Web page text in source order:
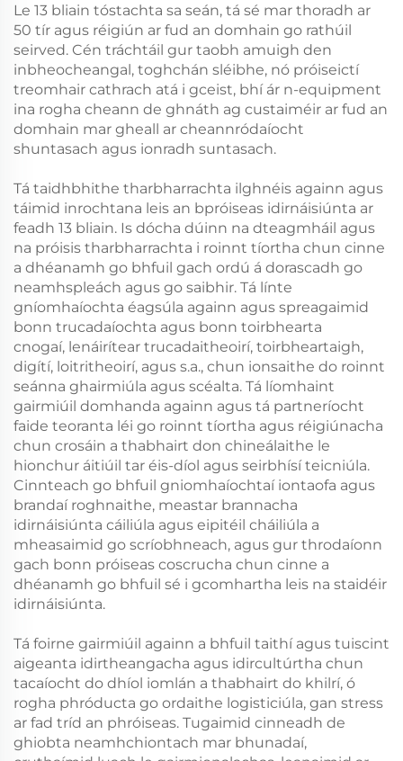
Le 13 bliain tóstachta sa seán, tá sé mar thoradh ar
50 tír agus réigiún ar fud an domhain go rathúil
seirved. Cén tráchtáil gur taobh amuigh den
inbheocheangal, toghchán sléibhe, nó próiseictí
treomhair cathrach atá i gceist, bhí ár n-equipment
ina rogha cheann de ghnáth ag custaiméir ar fud an
domhain mar gheall ar cheannródaíocht
shuntasach agus ionradh suntasach.
Tá taidhbhithe tharbharrachta ilghnéis againn agus
táimid inrochtana leis an bpróiseas idirnáisiúnta ar
feadh 13 bliain. Is dócha dúinn na dteagmháil agus
na próisis tharbharrachta i roinnt tíortha chun cinne
a dhéanamh go bhfuil gach ordú á dorascadh go
neamhspleách agus go saibhir. Tá línte
gníomhaíochta éagsúla againn agus spreagaimid
bonn trucadaíochta agus bonn toirbhearta
cnogaí, lenáirítear trucadaitheoirí, toirbheartaigh,
digítí, loitritheoirí, agus s.a., chun ionsaithe do roinnt
seánna ghairmiúla agus scéalta. Tá líomhaint
gairmiúil domhanda againn agus tá partneríocht
faide teoranta léi go roinnt tíortha agus réigiúnacha
chun crosáin a thabhairt don chineálaithe le
hionchur áitiúil tar éis-díol agus seirbhísí teicniúla.
Cinnteach go bhfuil gniomhaíochtaí iontaofa agus
brandaí roghnaithe, meastar brannacha
idirnáisiúnta cáiliúla agus eipitéil cháiliúla a
mheasaimid go scríobhneach, agus gur throdaíonn
gach bonn próiseas coscrucha chun cinne a
dhéanamh go bhfuil sé i gcomhartha leis na staidéir
idirnáisiúnta.
Tá foirne gairmiúil againn a bhfuil taithí agus tuiscint
aigeanta idirtheangacha agus idircultúrtha chun
tacaíocht do dhíol iomlán a thabhairt do khilrí, ó
rogha phróducta go ordaithe logisticiúla, gan stress
ar fad tríd an phróiseas. Tugaimid cinneadh de
ghiobta neamhchiontach mar bhunadaí,